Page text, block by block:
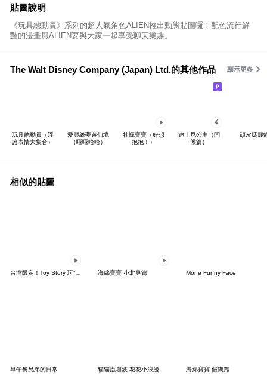
貼圖說明
《玩具總動員》系列的超人氣角色ALIEN推出動態貼圖囉！配色流行鮮
豔的漫畫風ALIEN要與大家一起享受聊天樂趣。
The Walt Disney Company (Japan) Ltd.的其他作品 顯示更多
玩具總動員（浮
誇表情大集合）
愛麗絲夢遊仙境
（嘻嘻哈哈）
牡蠣寶寶（好想
抱抱！）
迪士尼公主（問
候篇）
頑皮瑪麗
相似的貼圖
台灣限定！Toy Story 玩”句”人生動態貼圖 海綿寶寶 小北鼻篇 Mone Funny Face
早午餐兄弟的日常 貓貓蟲咖波-花花小浪漫 海綿寶寶 假期篇